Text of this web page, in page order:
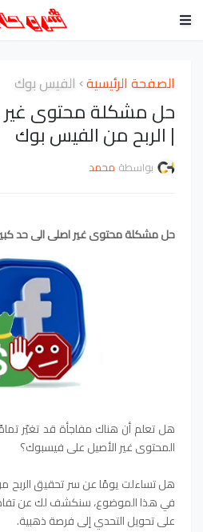
الصفحة الرئيسية الفيس بوك
حل مشكلة محتوى غير
| الربح من الفيس بوك
بواسطة محمد
حل مشكلة محتوى غير اصلى الى حد
هل تعلم أن هناك مفاجأة قد تغيّر
المحتوى غير الأصيل على فيسبوك؟
هل تساءلت يومًا عن سر تحقيق الربح
في هذا الموضوع، سنكشف لك عن
على تحويل التحدي إلى فرصة ذهبية.